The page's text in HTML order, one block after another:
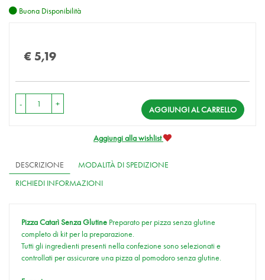
Buona Disponibilità
€ 5,19
- +
AGGIUNGI AL CARRELLO
Aggiungi alla wishlist
DESCRIZIONE
MODALITÀ DI SPEDIZIONE
RICHIEDI INFORMAZIONI
Pizza Catarì Senza Glutine Preparato per pizza senza glutine
completo di kit per la preparazione.
Tutti gli ingredienti presenti nella confezione sono selezionati e
controllati per assicurare una pizza al pomodoro senza glutine.